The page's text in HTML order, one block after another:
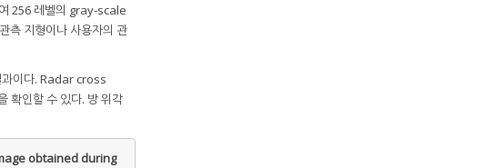
256 레벨의 gray-scale
측 지형이나 사용자의 관
과이다. Radar cross
확인할 수 있다. 방 위각
obtained during